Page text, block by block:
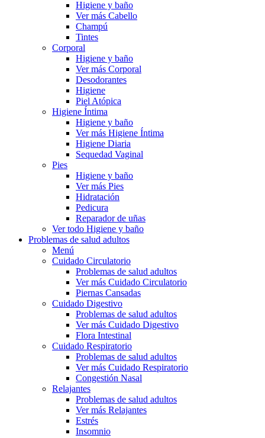
Higiene y baño
Ver más Cabello
Champú
Tintes
Corporal
Higiene y baño
Ver más Corporal
Desodorantes
Higiene
Piel Atópica
Higiene Íntima
Higiene y baño
Ver más Higiene Íntima
Higiene Diaria
Sequedad Vaginal
Pies
Higiene y baño
Ver más Pies
Hidratación
Pedicura
Reparador de uñas
Ver todo Higiene y baño
Problemas de salud adultos
Menú
Cuidado Circulatorio
Problemas de salud adultos
Ver más Cuidado Circulatorio
Piernas Cansadas
Cuidado Digestivo
Problemas de salud adultos
Ver más Cuidado Digestivo
Flora Intestinal
Cuidado Respiratorio
Problemas de salud adultos
Ver más Cuidado Respiratorio
Congestión Nasal
Relajantes
Problemas de salud adultos
Ver más Relajantes
Estrés
Insomnio